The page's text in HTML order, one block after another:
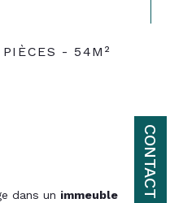
CONTACT
- 54M²
dans un immeuble